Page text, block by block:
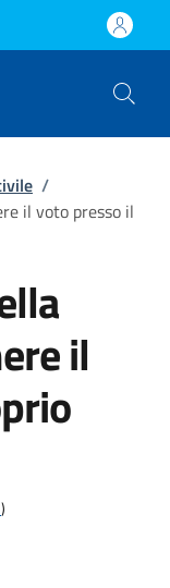
/
il voto presso il
il
)